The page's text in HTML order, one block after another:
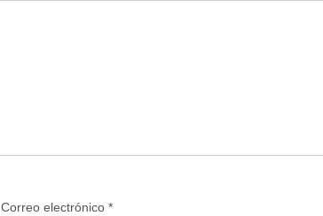
Correo electrónico *